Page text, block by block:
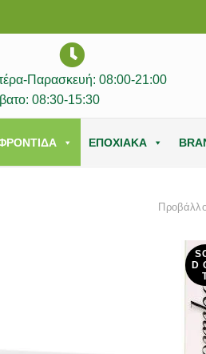
Παρασκευή: 08:00-21:00
08:30-15:30
ΕΠΟΧΙΑΚΑ
D